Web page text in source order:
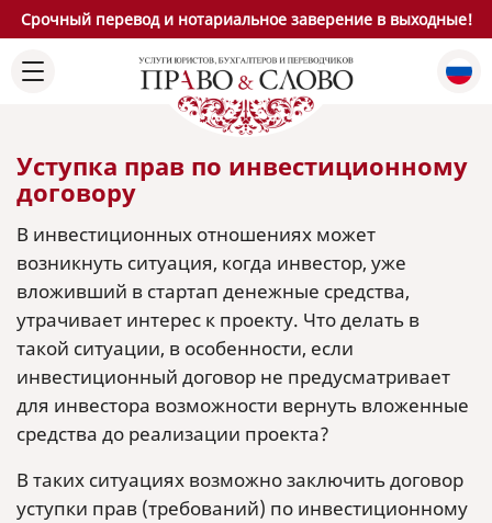
Срочный перевод и нотариальное заверение в выходные!
Уступка прав по инвестиционному
договору
В инвестиционных отношениях может
возникнуть ситуация, когда инвестор, уже
вложивший в стартап денежные средства,
утрачивает интерес к проекту. Что делать в
такой ситуации, в особенности, если
инвестиционный договор не предусматривает
для инвестора возможности вернуть вложенные
средства до реализации проекта?
В таких ситуациях возможно заключить договор
уступки прав (требований) по инвестиционному